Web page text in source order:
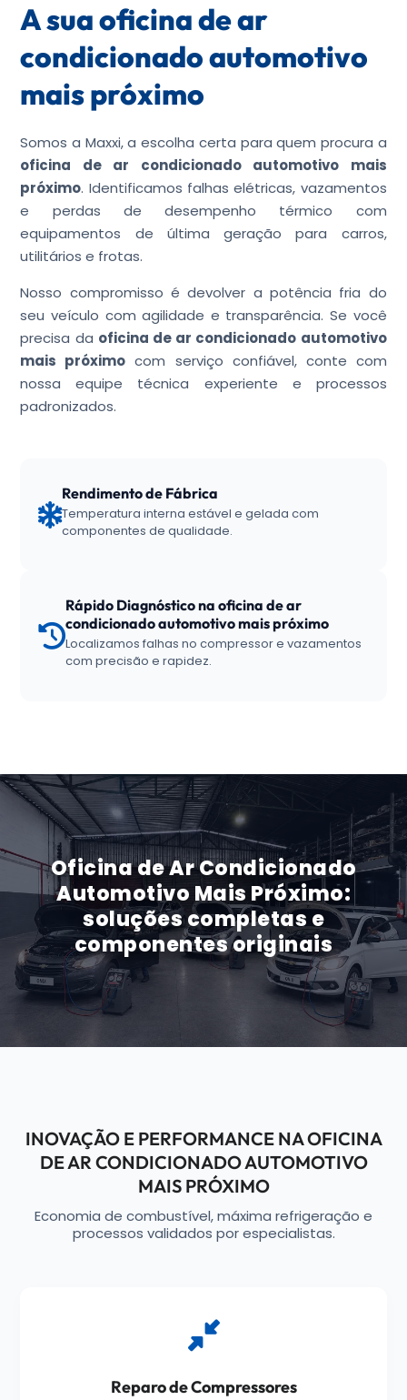
A sua oficina de ar
condicionado automotivo
mais próximo
Somos a Maxxi, a escolha certa para quem procura a
oficina de ar condicionado automotivo mais
próximo. Identificamos falhas elétricas, vazamentos
e perdas de desempenho térmico com
equipamentos de última geração para carros,
utilitários e frotas.
Nosso compromisso é devolver a potência fria do
seu veículo com agilidade e transparência. Se você
precisa da oficina de ar condicionado automotivo
mais próximo com serviço confiável, conte com
nossa equipe técnica experiente e processos
padronizados.
Rendimento de Fábrica
Temperatura interna estável e gelada com
componentes de qualidade.
Rápido Diagnóstico na oficina de ar
condicionado automotivo mais próximo
Localizamos falhas no compressor e vazamentos
com precisão e rapidez.
Oficina de Ar Condicionado
Automotivo Mais Próximo:
soluções completas e
componentes originais
INOVAÇÃO E PERFORMANCE NA OFICINA
DE AR CONDICIONADO AUTOMOTIVO
MAIS PRÓXIMO
Economia de combustível, máxima refrigeração e
processos validados por especialistas.
Reparo de Compressores